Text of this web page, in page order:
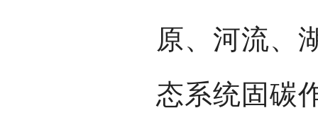
原、河流、
态系统固碳